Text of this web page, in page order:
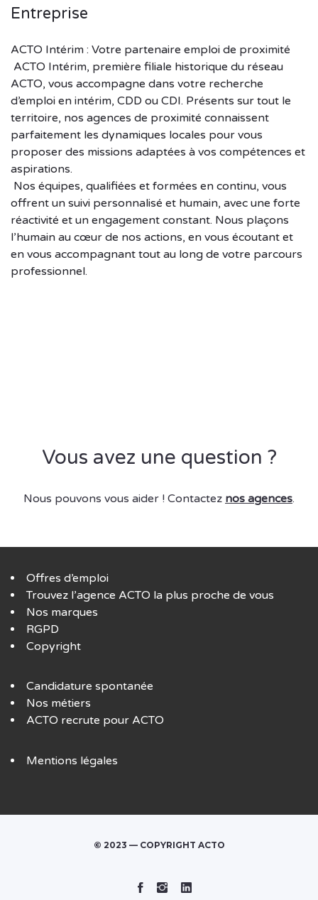
Entreprise
ACTO Intérim : Votre partenaire emploi de proximité
ACTO Intérim, première filiale historique du réseau
ACTO, vous accompagne dans votre recherche
d’emploi en intérim, CDD ou CDI. Présents sur tout le
territoire, nos agences de proximité connaissent
parfaitement les dynamiques locales pour vous
proposer des missions adaptées à vos compétences et
aspirations.​
Nos équipes, qualifiées et formées en continu, vous
offrent un suivi personnalisé et humain, avec une forte
réactivité et un engagement constant. Nous plaçons
l’humain au cœur de nos actions, en vous écoutant et
en vous accompagnant tout au long de votre parcours
professionnel.​
Vous avez une question ?
Nous pouvons vous aider ! Contactez nos agences.
Offres d’emploi
Trouvez l’agence ACTO la plus proche de vous
Nos marques
RGPD
Copyright
Candidature spontanée
Nos métiers
ACTO recrute pour ACTO
Mentions légales
© 2023 — COPYRIGHT ACTO
Facebook
Instagram
Linked